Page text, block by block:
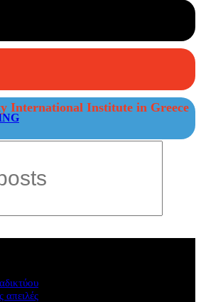
International Institute in Greece
απειλές